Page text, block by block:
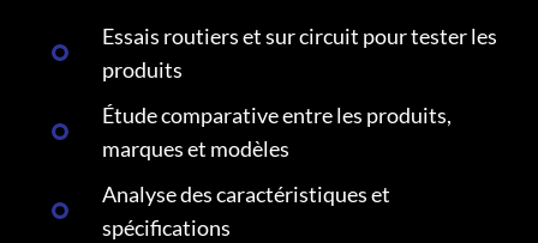
Essais routiers et sur circuit pour tester les
produits
Étude comparative entre les produits,
marques et modèles
Analyse des caractéristiques et
spécifications